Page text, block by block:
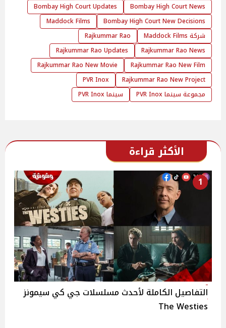
Bombay High Court News
Bombay High Court Updates
Bombay High Court New Decisions
Maddock Films
شركة Maddock Films
Rajkummar Rao
Rajkummar Rao News
Rajkummar Rao Updates
Rajkummar Rao New Film
Rajkummar Rao New Movie
Rajkummar Rao New Project
PVR Inox
مجموعة سينما PVR Inox
سينما PVR Inox
الأكثر قراءة
1
التفاصيل الكاملة لأحدث مسلسلات جي كي سيمونز
The Westies